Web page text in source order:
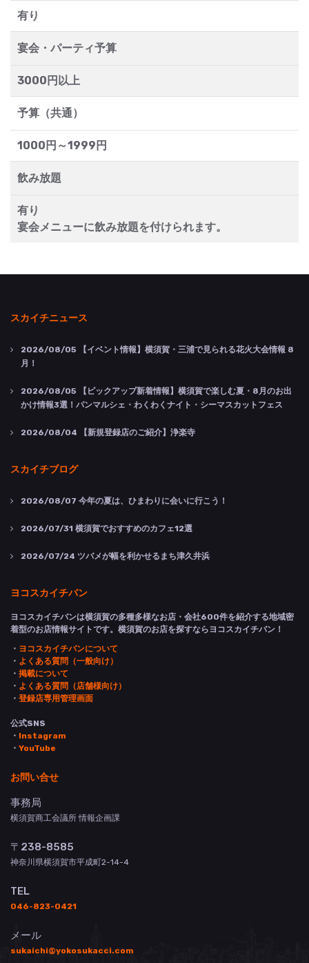
有り
宴会・パーティ予算
3000円以上
予算（共通）
1000円～1999円
飲み放題
有り
宴会メニューに飲み放題を付けられます。
スカイチニュース
2026/08/05 【イベント情報】横須賀・三浦で見られる花火大会情報 8
月！
2026/08/05 【ピックアップ新着情報】横須賀で楽しむ夏・8月のお出
かけ情報3選！パンマルシェ・わくわくナイト・シーマスカットフェス
2026/08/04 【新規登録店のご紹介】浄楽寺
スカイチブログ
2026/08/07 今年の夏は、ひまわりに会いに行こう！
2026/07/31 横須賀でおすすめのカフェ12選
2026/07/24 ツバメが幅を利かせるまち津久井浜
ヨコスカイチバン
ヨコスカイチバンは横須賀の多種多様なお店・会社600件を紹介する地域密
着型のお店情報サイトです。横須賀のお店を探すならヨコスカイチバン！
・ ヨコスカイチバンについて
・ よくある質問（一般向け）
・ 掲載について
・ よくある質問（店舗様向け）
・ 登録店専用管理画面
公式SNS
・ Instagram
・ YouTube
お問い合せ
事務局
横須賀商工会議所 情報企画課
〒238-8585
神奈川県横須賀市平成町2-14-4
TEL
046-823-0421
メール
sukaichi@yokosukacci.com